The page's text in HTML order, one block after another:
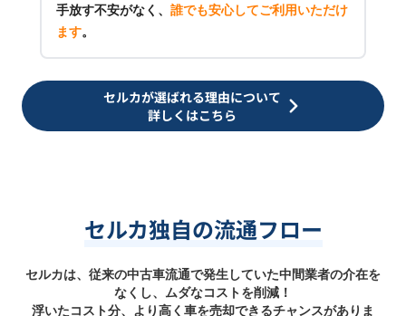
手放す不安がなく、 誰でも安心してご利用いただけ
ます。
セルカが選ばれる理由について
詳しくはこちら
セルカ独自の流通フロー
セルカは、従来の中古車流通で発生していた中間業者の介在を
なくし、ムダなコストを削減！
浮いたコスト分、より高く車を売却できるチャンスがありま